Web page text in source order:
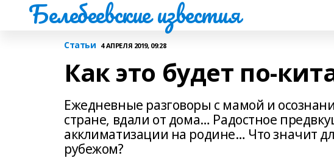
Белебеевские известия
Статьи 4 АПРЕЛЯ 2019, 09:28
Как это будет по-
Ежедневные разговоры с мамой и
стране, вдали от дома… Радостное
акклиматизации на родине… Что значит
рубежом?